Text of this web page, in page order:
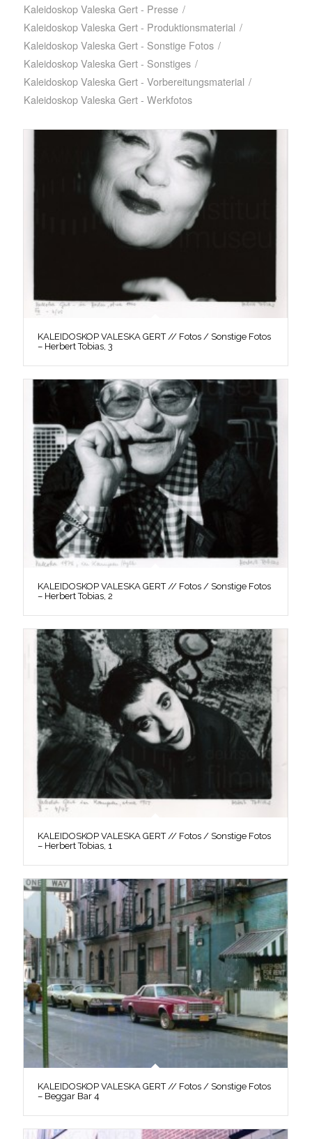
Kaleidoskop Valeska Gert - Presse /
Kaleidoskop Valeska Gert - Produktionsmaterial /
Kaleidoskop Valeska Gert - Sonstige Fotos /
Kaleidoskop Valeska Gert - Sonstiges /
Kaleidoskop Valeska Gert - Vorbereitungsmaterial /
Kaleidoskop Valeska Gert - Werkfotos
KALEIDOSKOP VALESKA GERT // Fotos / Sonstige Fotos
– Herbert Tobias, 3
KALEIDOSKOP VALESKA GERT // Fotos / Sonstige Fotos
– Herbert Tobias, 2
KALEIDOSKOP VALESKA GERT // Fotos / Sonstige Fotos
– Herbert Tobias, 1
KALEIDOSKOP VALESKA GERT // Fotos / Sonstige Fotos
– Beggar Bar 4